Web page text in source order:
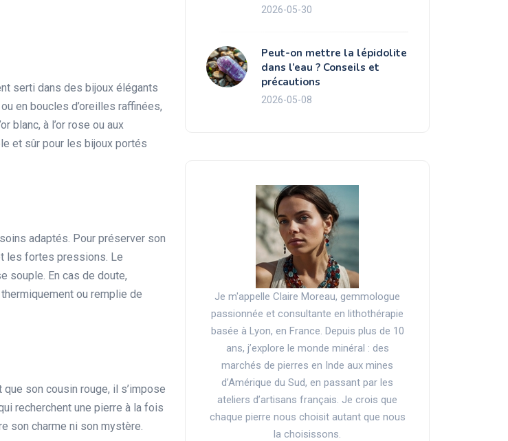
serti dans des bijoux élégants
en boucles d’oreilles raffinées,
blanc, à l’or rose ou aux
et sûr pour les bijoux portés
adaptés. Pour préserver son
les fortes pressions. Le
souple. En cas de doute,
ou remplie de
son cousin rouge, il s’impose
recherchent une pierre à la fois
son charme ni son mystère.
2026-05-30
Peut-on mettre la lépidolite
dans l’eau ? Conseils et
précautions
2026-05-08
Je m'appelle Claire Moreau, gemmologue
passionnée et consultante en lithothérapie
basée à Lyon, en France. Depuis plus de 10
ans, j’explore le monde minéral : des
marchés de pierres en Inde aux mines
d’Amérique du Sud, en passant par les
ateliers d’artisans français. Je crois que
chaque pierre nous choisit autant que nous
la choisissons.